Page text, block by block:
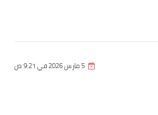
5 مارس 2026 في 9:21 ص